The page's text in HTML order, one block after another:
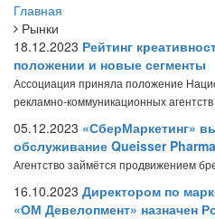
Главная
Рынки
18.12.2023 Рейтинг
положении и новые сегменты
Ассоциация приняла положение
рекламно-коммуникационных
05.12.2023 «СберМаркетинг»
обслуживание Queisser Pharma
Агентство займётся продвижением
16.10.2023 Директором по
«ОМ Девелопмент» назначен